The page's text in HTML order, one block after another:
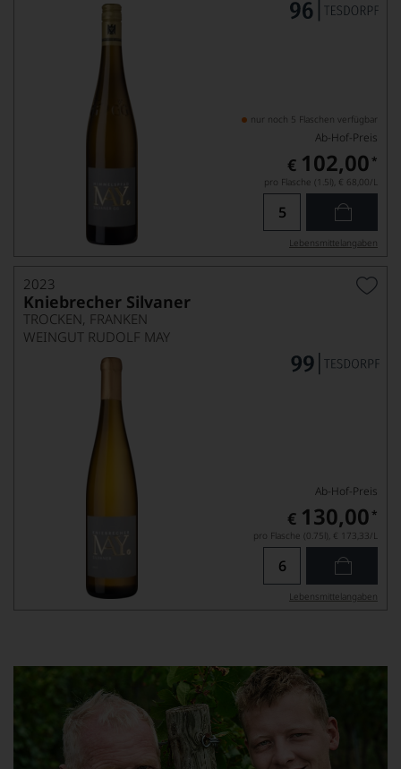
nur noch 5 Flaschen verfügbar
Ab-Hof-Preis
€ 102,00 *
pro Flasche (1.5l), € 68,00/L
Lebensmittel­angaben
2023
Kniebrecher Silvaner
TROCKEN, FRANKEN
WEINGUT RUDOLF MAY
Ab-Hof-Preis
€ 130,00 *
pro Flasche (0.75l), € 173,33/L
Lebensmittel­angaben